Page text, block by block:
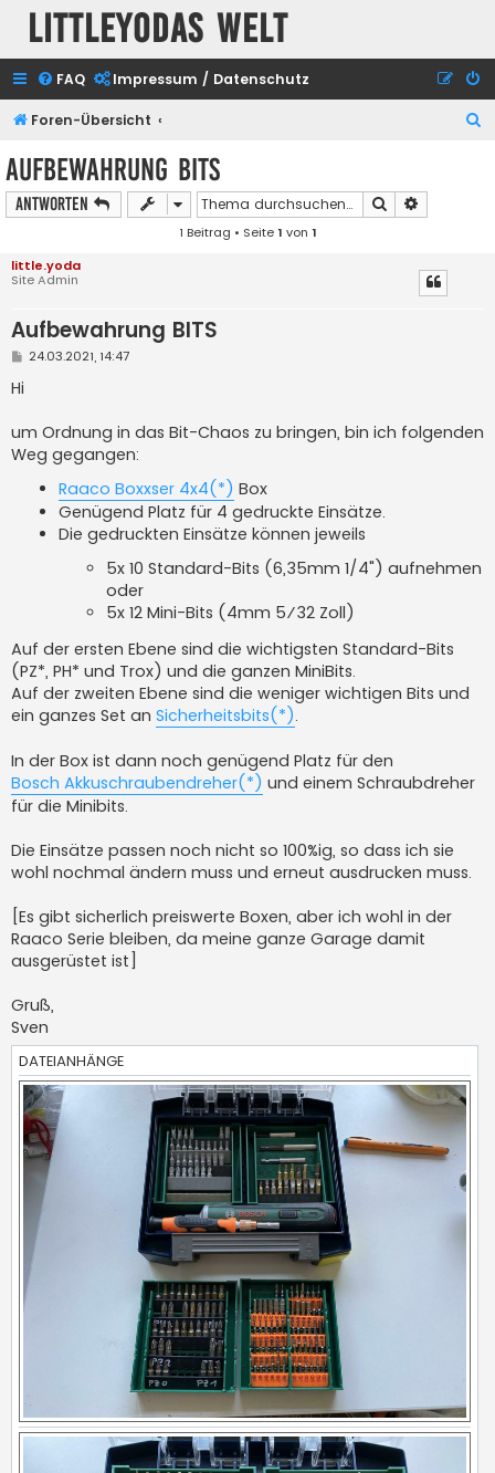
Littleyodas Welt
FAQ Impressum / Datenschutz
Foren-Übersicht
Aufbewahrung BITS
Antworten Suche
1 Beitrag • Seite1 von 1
little.yoda
Site Admin
Aufbewahrung BITS
B
a
g
24.03.2021, 14:47
Hi
um Ordnung in das Bit-Chaos zu bringen, bin ich folgenden
Weg gegangen:
Raaco Boxxser 4x4(*) Box
Genügend Platz für 4 gedruckte Einsätze.
Die gedruckten Einsätze können jeweils
5x 10 Standard-Bits (6,35mm 1/4") aufnehmen
oder
5x 12 Mini-Bits (4mm 5⁄32 Zoll)
Auf der ersten Ebene sind die wichtigsten Standard-Bits
(PZ*, PH* und Trox) und die ganzen MiniBits.
Auf der zweiten Ebene sind die weniger wichtigen Bits und
ein ganzes Set an Sicherheitsbits(*).
In der Box ist dann noch genügend Platz für den
Bosch Akkuschraubendreher(*) und einem Schraubdreher
für die Minibits.
Die Einsätze passen noch nicht so 100%ig, so dass ich sie
wohl nochmal ändern muss und erneut ausdrucken muss.
[Es gibt sicherlich preiswerte Boxen, aber ich wohl in der
Raaco Serie bleiben, da meine ganze Garage damit
ausgerüstet ist]
Gruß,
Sven
DATEIANHÄNGE